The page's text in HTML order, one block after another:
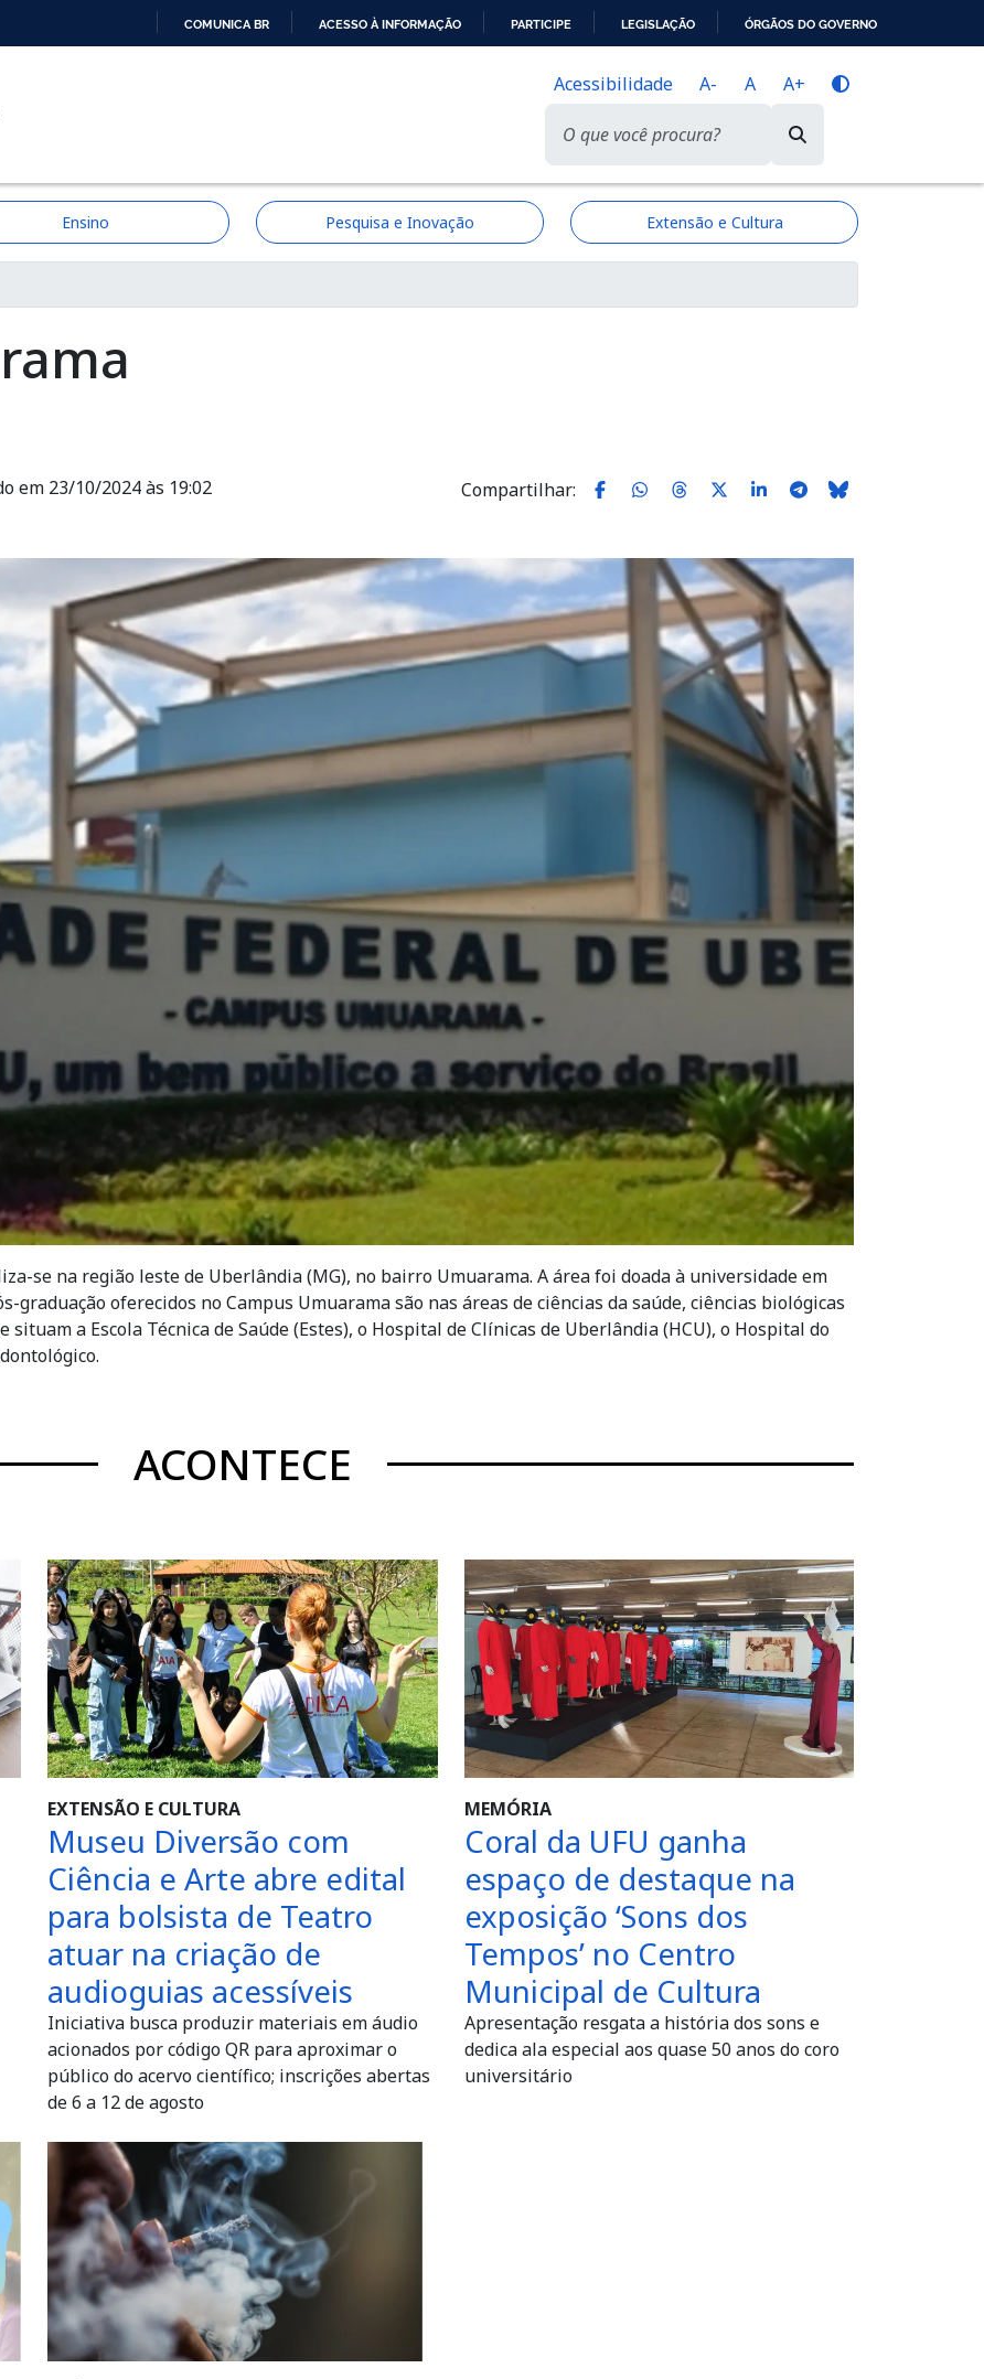
COMUNICA BR ACESSO À INFORMAÇÃO PARTICIPE LEGISLAÇÃO ÓRGÃOS DO GOVERNO
Acessibilidade A- A A+
Ensino Pesquisa e Inovação Extensão e Cultura
em 23/10/2024 às 19:02 Compartilhar:
se na região leste de Uberlândia (MG), no bairro Umuarama. A área foi doada à universidade em
graduação oferecidos no Campus Umuarama são nas áreas de ciências da saúde, ciências biológicas
a Escola Técnica de Saúde (Estes), o Hospital de Clínicas de Uberlândia (HCU), o Hospital do
ACONTECE
EXTENSÃO E CULTURA
Museu Diversão com
Ciência e Arte abre edital
para bolsista de Teatro
atuar na criação de
audioguias acessíveis
Iniciativa busca produzir materiais em áudio
acionados por código QR para aproximar o
público do acervo científico; inscrições abertas
de 6 a 12 de agosto
MEMÓRIA
Coral da UFU ganha
espaço de destaque na
exposição ‘Sons dos
Tempos’ no Centro
Municipal de Cultura
Apresentação resgata a história dos sons e
dedica ala especial aos quase 50 anos do coro
universitário